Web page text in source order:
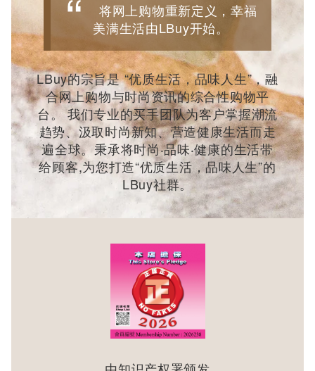
将网上购物重新定义，幸福
美满生活由LBuy开始。
LBuy的宗旨是 “优质生活，品味人生”，融
合网上购物与时尚资讯的综合性购物平
台。 我们专业的买手团队为客户掌握潮流
趋势、汲取时尚新知、营造健康生活而走
遍全球。秉承将时尚‧品味‧健康的生活带
给顾客,为您打造“优质生活，品味人生”的
LBuy社群。